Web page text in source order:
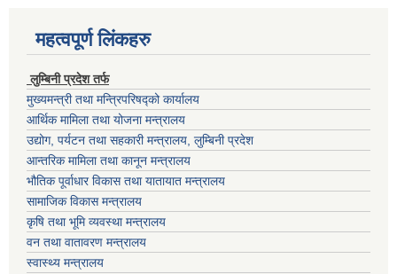
महत्वपूर्ण लिंकहरु
लुम्बिनी प्रदेश तर्फ
मुख्यमन्त्री तथा मन्त्रिपरिषद्को कार्यालय
आर्थिक मामिला तथा योजना मन्त्रालय
उद्योग, पर्यटन तथा सहकारी मन्त्रालय, लुम्बिनी प्रदेश
आन्तरिक मामिला तथा कानून मन्त्रालय
भौतिक पूर्वाधार विकास तथा यातायात मन्त्रालय
सामाजिक विकास मन्त्रालय
कृषि तथा भूमि व्यवस्था मन्त्रालय
वन तथा वातावरण मन्त्रालय
स्वास्थ्य मन्त्रालय